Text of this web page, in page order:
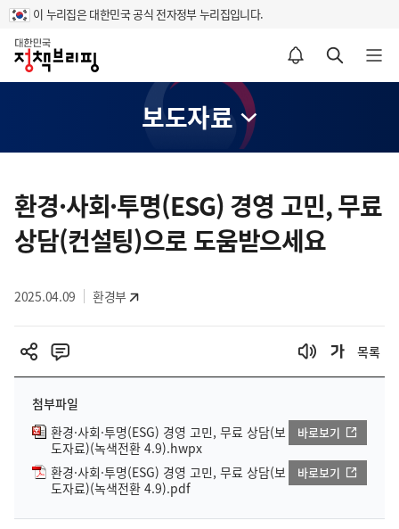
이 누리집은 대한민국 공식 전자정부 누리집입니다.
홈
알림설정 바로가기 검색 바로가기 메뉴 열기
보도자료
텐
츠
영
환경·사회·투명(ESG) 경영 고민, 무료
상담(컨설팅)으로 도움받으세요
2025.04.09 환경부
목록
첨부파일
환경·사회·투명(ESG) 경영 고민, 무료 상담(보
도자료)(녹색전환 4.9).hwpx
바로보기
환경·사회·투명(ESG) 경영 고민, 무료 상담(보
도자료)(녹색전환 4.9).pdf
바로보기